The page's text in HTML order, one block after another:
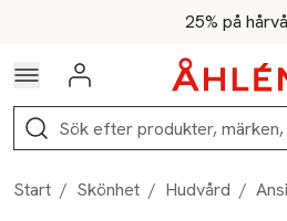
Hoppa till navigationsmenyn25% på
För medlemmar -
Logga in
Sök
Start / Skönhet / Hudvård /